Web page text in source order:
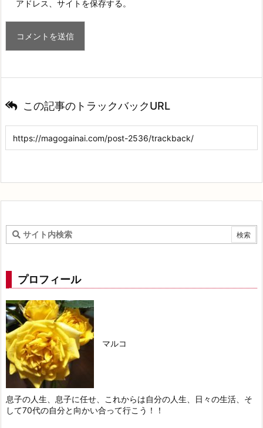
アドレス、サイトを保存する。
この記事のトラックバックURL
プロフィール
マルコ
息子の人生、息子に任せ、これからは自分の人生、日々の生活、そ
して70代の自分と向かい合って行こう！！